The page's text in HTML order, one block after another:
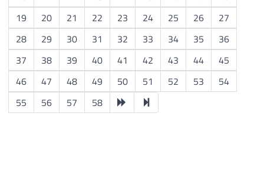
19
20 21 22 23 24 25 26
27
28
29 30 31 32 33 34 35
36
37
38 39 40 41 42 43 44
45
46
47 48 49 50 51 52 53
54
55
56 57 58